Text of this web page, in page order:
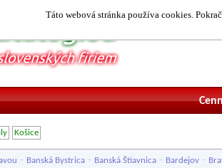
Táto webová stránka používa cookies.
Košice
- Banská Bystrica - Banská Štiavnica - Bardejov -